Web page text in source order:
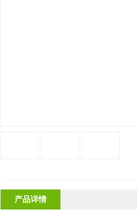
产品详情